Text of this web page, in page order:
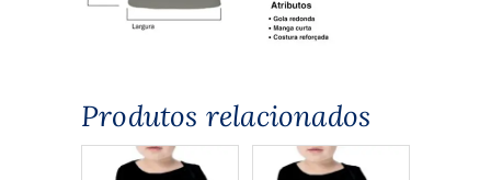
Produtos relacionados